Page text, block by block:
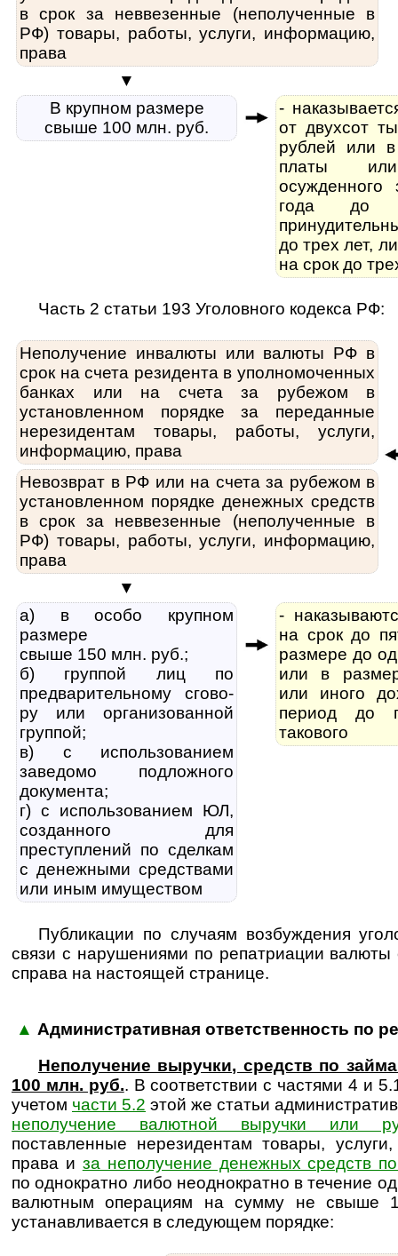
в срок за неввезенные (неполученные в
РФ) товары, работы, услуги, информацию,
права
▼
В крупном размере
свыше 100 млн. руб.
-
от двухсот
рублей или
платы
года до
до трех лет,
на срок до
Часть 2 статьи 193 Уголовного кодекса РФ:
Неполучение инвалюты или валюты РФ в
срок на счета резидента в уполномоченных
банках или на счета за рубежом в
установленном порядке за переданные
нерезидентам товары, работы, услуги,
информацию, права
Невозврат в РФ или на счета за рубежом в
установленном порядке денежных средств
в срок за неввезенные (неполученные в
РФ) товары, работы, услуги, информацию,
права
▼
а) в особо крупном
размере
свыше 150 млн. руб.;
б) группой лиц по
предварительному сго­во­
ру или организованной
группой;
в) с использованием
заведомо под­лож­но­го
документа;
г) с использованием ЮЛ,
созданного для
преступлений по сделкам
с денежными средствами
или иным имуществом
-
на срок до
размере до
или в
или иного
период до
такового
Публикации по случаям возбуждения
связи с нарушениями по репатриации валюты
справа на настоящей странице.
▲ Административная ответственность по
Неполучение выручки, средств по
100 млн. руб.. В соответствии с частями 4 и
учетом части 5.2 этой же статьи
неполучение валютной выручки или
поставленные нерезидентам товары,
права и за неполучение денежных средств
по однократно либо неоднократно в течение
валютным операциям на сумму не свыше
устанавливается в следующем порядке: